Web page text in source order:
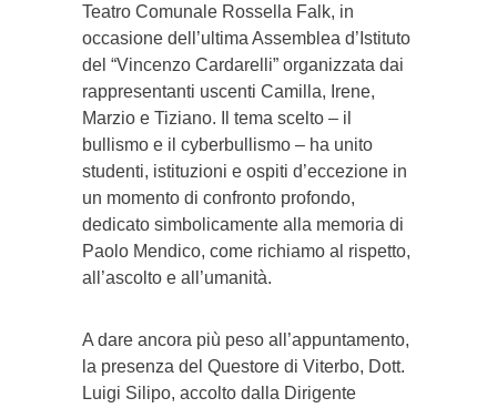
Teatro Comunale Rossella Falk, in
occasione dell’ultima Assemblea d’Istituto
del “Vincenzo Cardarelli” organizzata dai
rappresentanti uscenti Camilla, Irene,
Marzio e Tiziano. Il tema scelto – il
bullismo e il cyberbullismo – ha unito
studenti, istituzioni e ospiti d’eccezione in
un momento di confronto profondo,
dedicato simbolicamente alla memoria di
Paolo Mendico, come richiamo al rispetto,
all’ascolto e all’umanità.
A dare ancora più peso all’appuntamento,
la presenza del Questore di Viterbo, Dott.
Luigi Silipo, accolto dalla Dirigente